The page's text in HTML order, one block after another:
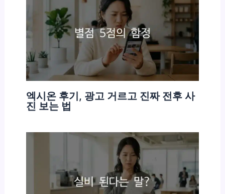
엑시온 후기, 광고 거르고 진짜 전후 사
진 보는 법